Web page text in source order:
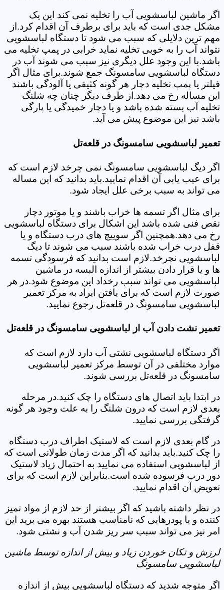
اگر ماشین لباسشویی آب را تخلیه نمی کند این یک
مشکل جدی است که باید برای برطرف آن اقدام کرد.از
مهم ترین دلایلی که سبب می شود تا دستگاه لباسشویی
نتواند آب را به خوبی تخلیه نماید خرابی در پمپ تخلیه می
باشد.با این وجود علل دیگری نیز سبب می شوند آب در
دستگاه لباسشویی سامسونگ جمع شوند.برای مثال اگر
فیلتر یا پمپ تخلیه دچار هر گونه کثیفی یا آلودگی باشند
این مساله رخ می دهد.از طرف دیگر چنان چه شلنگ
تخلیه آب بسته شده باشد و یا دچار خمیدگی یا پارگی
باشد نیز این موضوع پیش می آید.
تعمیر لباسشویی سامسونگ در قلعه‌تل
اگر دیگ لباسشویی سامسونگ نمی چرخد لازم است که
برای عیب یابی آن اقدام نمایید.باید بدانید که این مساله
می تواند به سبب برخی علل ایجاد شود.
برای مثال اگر تسمه ها خراب باشند و یا موتور دچار
نقص فنی شده باشد این اشکال برای دستگاه لباسشویی
رخ می دهد.همچنین اگر سوییچ های درب دستگاه و یا
قفل درب خراب شده باشند سبب می شوند تا دیگ
لباسشویی نچرخد.لازم است بدانید که فرسودگی تسمه
ها و یا قرار دادن بیشتر از اندازه البسه در ماشین
لباسشویی می تواند سبب رخداد این موضوع شود.در هر
صورت لازم است که برای یافتن ایراد به مرکز تعمیر
لباسشویی سامسونگ در قلعه‌تل رجوع نمایید.
تعمیر نشت دادن آب از لباسشویی سامسونگ در قلعه‌تل
اگر دستگاه لباسشویی نشتی آب دارد لازم است که
موارد مختلفی در آن توسط مرکز تعمیر لباسشویی
سامسونگ در قلعه‌تل بررسی شوند.
در ابتدا باید اتصال های دستگاه را چک کنید.در مرحله
بعدی لازم است که درون شلنگ را به علت وجود هر گونه
گرفتگی بررسی نمایید.
در گام بعدی لازم است که لاستیک اطراف درب دستگاه
را چک کنید.باید بدانید که اگر مدت زمان طولانی است که
از لباسشویی استفاده می نمایید به احتمال زیاد لاستیک
دور درب فرسوده شده است.بنابراین لازم است که برای
تعویض آن اقدام نمایید.
در نظر داشته باشید که اگر بیشتر از حد لازم از مواد تمیز
کننده و یا پودرهایی که نامناسب هستند بهره می برید این
امر نیز می تواند سبب سر ریز شدن آب و نشتی شود.
لرزش و تکان خوردن زیاد و بیش از اندازه توسط ماشین
لباسشویی سامسونگ
اگر متوجه شدید که دستگاه لباسشویی بیش از اندازه